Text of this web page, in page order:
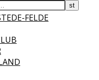
FELDE
Fliegerclub